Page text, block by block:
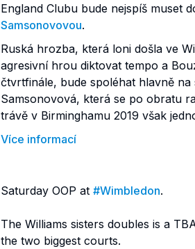
England Clubu bude nejspíš muset
Samsonovovou.
Ruská hrozba, která loni došla ve
agresivní hrou diktovat tempo a
čtvrtfinále, bude spoléhat hlavně
Samsonovová, která se po obratu
trávě v Birminghamu 2019 však
Více informací
Saturday OOP at #Wimbledon.
The Williams sisters doubles is a
the two biggest courts.